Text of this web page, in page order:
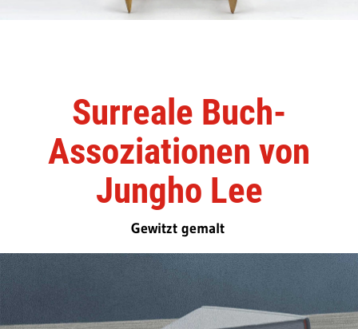
Surreale Buch-
Assoziationen von
Jungho Lee
Gewitzt gemalt